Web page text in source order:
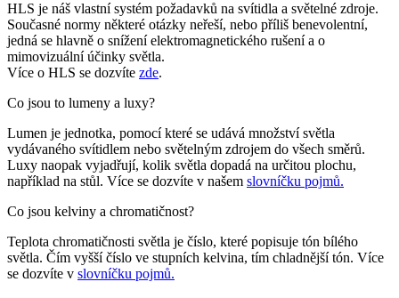
HLS je náš vlastní systém požadavků na svítidla a světelné zdroje.
Současné normy některé otázky neřeší, nebo příliš benevolentní,
jedná se hlavně o snížení elektromagnetického rušení a o
mimovizuální účinky světla.
Více o HLS se dozvíte zde.
Co jsou to lumeny a luxy?
Lumen je jednotka, pomocí které se udává množství světla
vydávaného svítidlem nebo světelným zdrojem do všech směrů.
Luxy naopak vyjadřují, kolik světla dopadá na určitou plochu,
například na stůl. Více se dozvíte v našem slovníčku pojmů.
Co jsou kelviny a chromatičnost?
Teplota chromatičnosti světla je číslo, které popisuje tón bílého
světla. Čím vyšší číslo ve stupních kelvina, tím chladnější tón. Více
se dozvíte v slovníčku pojmů.